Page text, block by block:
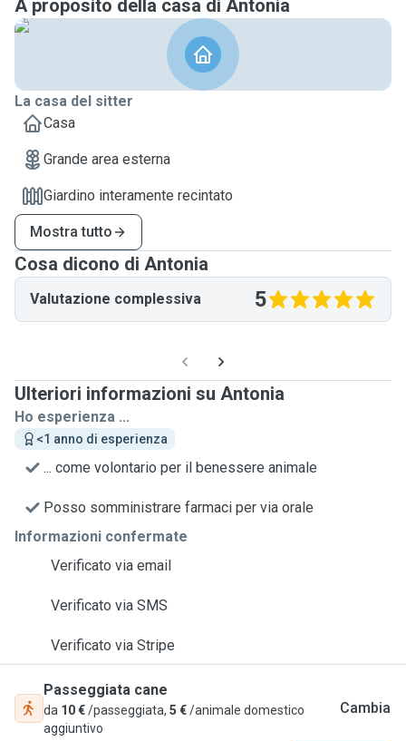
A proposito della casa di Antonia
La casa del sitter
Casa
Grande area esterna
Giardino interamente recintato
Mostra tutto
Cosa dicono di Antonia
Valutazione complessiva 5
Ulteriori informazioni su Antonia
Ho esperienza ...
<1 anno di esperienza
... come volontario per il benessere animale
Posso somministrare farmaci per via orale
Informazioni confermate
Verificato via email
Verificato via SMS
Verificato via Stripe
Passeggiata cane
da 10 €/passeggiata, 5 €/animale domestico
aggiuntivo
Cambia